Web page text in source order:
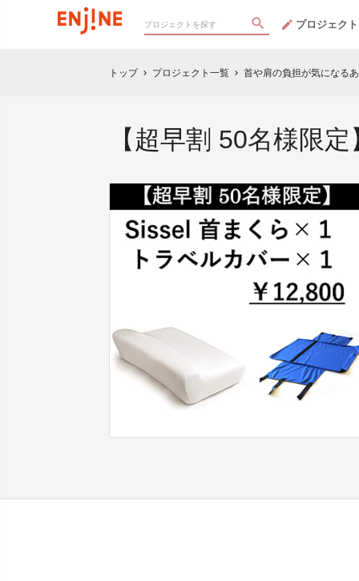
プロジェク
トップ chevron_right プロジェクト一覧 chevron_right 首や肩の負担が気になる
【超早割 50名様限